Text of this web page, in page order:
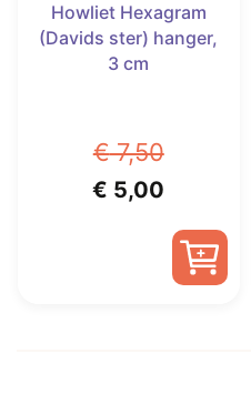
Howliet Hexagram
(Davids ster) hanger,
3 cm
€7,50
Oorspronkelijke
€ 5,00
prijs
is: